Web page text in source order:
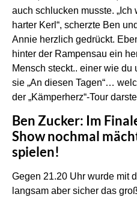
auch schlucken musste.
harter Kerl“, scherzte Ben
Annie herzlich gedrückt.
hinter der Rampensau ein
Mensch steckt.. einer wie
sie „An diesen Tagen“…
der „Kämperherz“-Tour
Ben Zucker: Im
Show nochmal
spielen!
Gegen 21.20 Uhr wurde mit
langsam aber sicher das